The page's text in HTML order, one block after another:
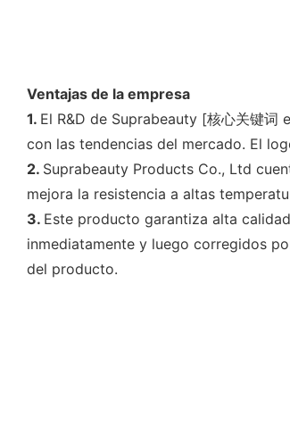
Ventajas de la empresa
1. El R&D de Suprabeauty [核心关键
con las tendencias del mercado. El
2. Suprabeauty Products Co., Ltd
mejora la resistencia a altas
3. Este producto garantiza alta
inmediatamente y luego corregidos
del producto.